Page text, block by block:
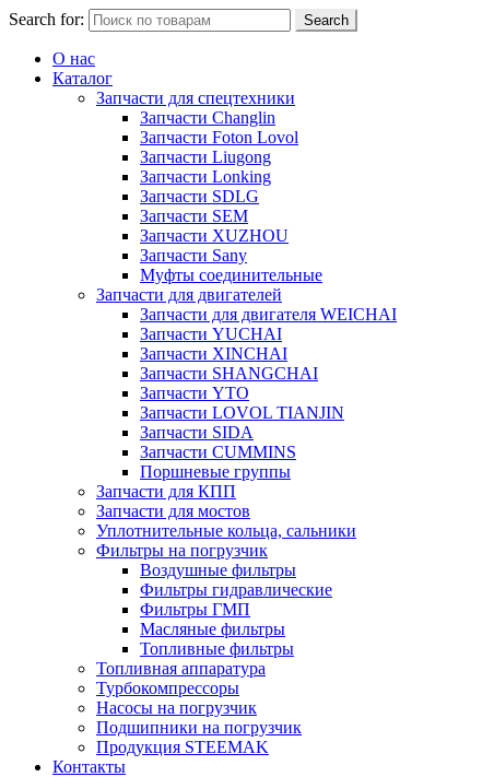
Search for: Search
О нас
Каталог
Запчасти для спецтехники
Запчасти Changlin
Запчасти Foton Lovol
Запчасти Liugong
Запчасти Lonking
Запчасти SDLG
Запчасти SEM
Запчасти XUZHOU
Запчасти Sany
Муфты соединительные
Запчасти для двигателей
Запчасти для двигателя WEICHAI
Запчасти YUCHAI
Запчасти XINCHAI
Запчасти SHANGCHAI
Запчасти YTO
Запчасти LOVOL TIANJIN
Запчасти SIDA
Запчасти CUMMINS
Поршневые группы
Запчасти для КПП
Запчасти для мостов
Уплотнительные кольца, сальники
Фильтры на погрузчик
Воздушные фильтры
Фильтры гидравлические
Фильтры ГМП
Масляные фильтры
Топливные фильтры
Топливная аппаратура
Турбокомпрессоры
Насосы на погрузчик
Подшипники на погрузчик
Продукция STEEMAK
Контакты